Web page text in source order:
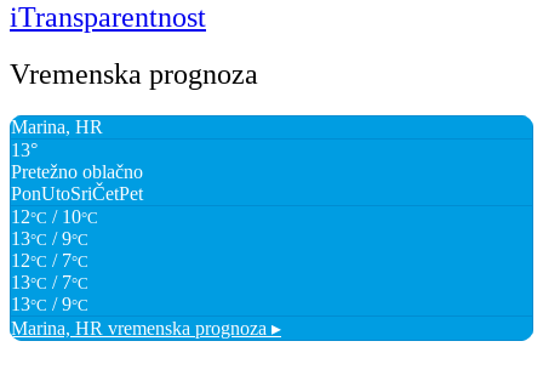
iTransparentnost
Vremenska prognoza
Marina, HR
13°
Pretežno oblačno
PonUtoSriČetPet
12°C / 10°C
13°C / 9°C
12°C / 7°C
13°C / 7°C
13°C / 9°C
Marina, HR vremenska prognoza ▸